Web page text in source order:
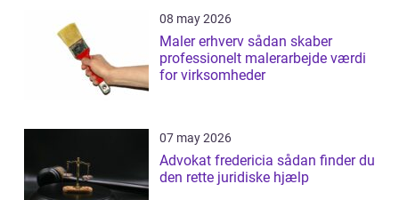
08 may 2026
Maler erhverv sådan skaber
professionelt malerarbejde værdi
for virksomheder
07 may 2026
Advokat fredericia sådan finder du
den rette juridiske hjælp